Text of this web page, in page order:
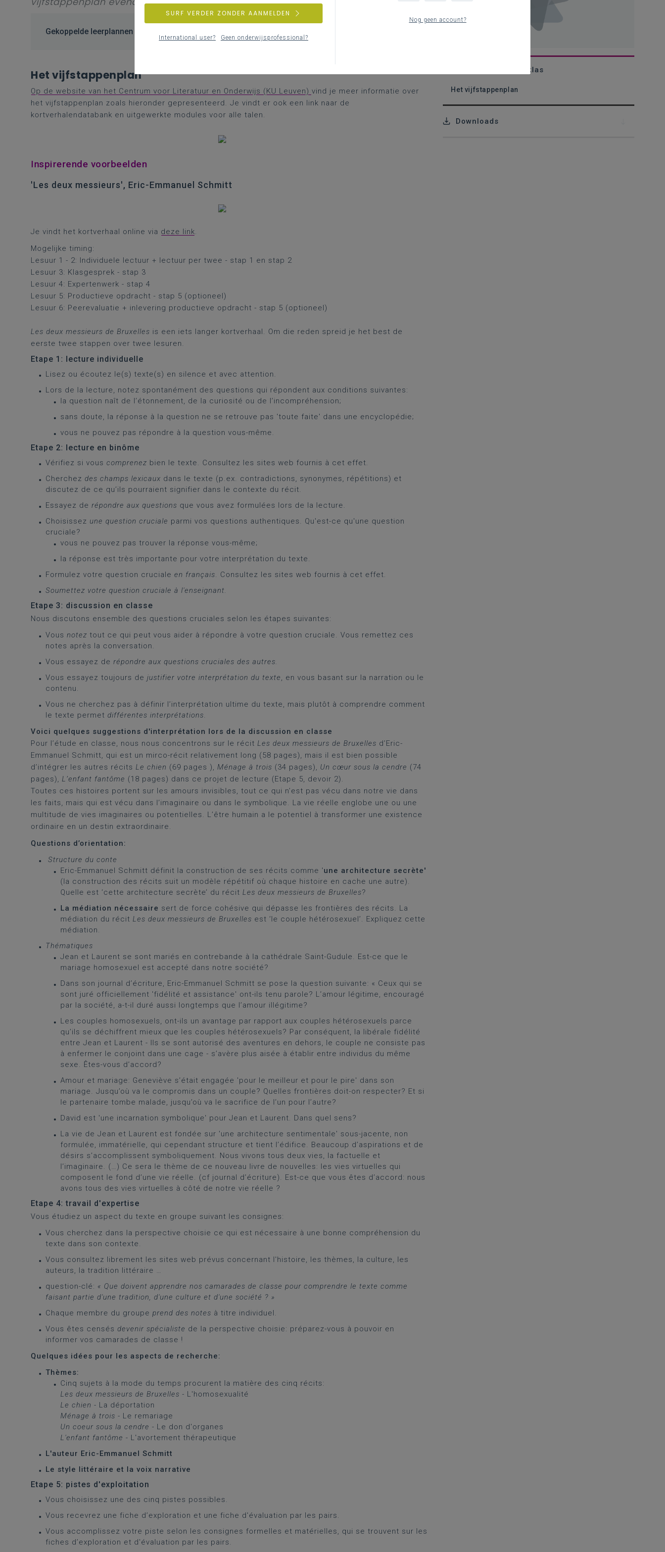
Literatuur in de talenklas
Het vijfstappenplan
Downloads
Gekoppelde leerplannen
Het vijfstappenplan
Op de website van het Centrum voor Literatuur en Onderwijs (KU Leuven) vind je meer informatie over
het vijfstappenplan zoals hieronder gepresenteerd. Je vindt er ook een link naar de
kortverhalendatabank en uitgewerkte modules voor alle talen.
Inspirerende voorbeelden
'Les deux messieurs', Eric-Emmanuel Schmitt
Je vindt het kortverhaal online via deze link.
Mogelijke timing:
Lesuur 1 - 2: Individuele lectuur + lectuur per twee - stap 1 en stap 2
Lesuur 3: Klasgesprek - stap 3
Lesuur 4: Expertenwerk - stap 4
Lesuur 5: Productieve opdracht - stap 5 (optioneel)
Lesuur 6: Peerevaluatie + inlevering productieve opdracht - stap 5 (optioneel)
Les deux messieurs de Bruxelles is een iets langer kortverhaal. Om die reden spreid je het best de
eerste twee stappen over twee lesuren.
Etape 1: lecture individuelle
Lisez ou écoutez le(s) texte(s) en silence et avec attention.
Lors de la lecture, notez spontanément des questions qui répondent aux conditions suivantes:
la question naît de l’étonnement, de la curiosité ou de l’incompréhension;
sans doute, la réponse à la question ne se retrouve pas 'toute faite' dans une encyclopédie;
vous ne pouvez pas répondre à la question vous-même.
Etape 2: lecture en binôme
Vérifiez si vous comprenez bien le texte. Consultez les sites web fournis à cet effet.
Cherchez des champs lexicaux dans le texte (p.ex. contradictions, synonymes, répétitions) et
discutez de ce qu’ils pourraient signifier dans le contexte du récit.
Essayez de répondre aux questions que vous avez formulées lors de la lecture.
Choisissez une question cruciale parmi vos questions authentiques. Qu'est-ce qu'une question
cruciale?
vous ne pouvez pas trouver la réponse vous-même;
la réponse est très importante pour votre interprétation du texte.
Formulez votre question cruciale en français. Consultez les sites web fournis à cet effet.
Soumettez votre question cruciale à l'enseignant.
Etape 3: discussion en classe
Nous discutons ensemble des questions cruciales selon les étapes suivantes:
Vous notez tout ce qui peut vous aider à répondre à votre question cruciale. Vous remettez ces
notes après la conversation.
Vous essayez de répondre aux questions cruciales des autres.
Vous essayez toujours de justifier votre interprétation du texte, en vous basant sur la narration ou le
contenu.
Vous ne cherchez pas à définir l’interprétation ultime du texte, mais plutôt à comprendre comment
le texte permet différentes interprétations.
Voici quelques suggestions d'interprétation lors de la discussion en classe
Pour l’étude en classe, nous nous concentrons sur le récit Les deux messieurs de Bruxelles d’Eric-
Emmanuel Schmitt, qui est un mirco-récit relativement long (58 pages), mais il est bien possible
d’intégrer les autres récits Le chien (69 pages ), Ménage à trois (34 pages), Un cœur sous la cendre (74
pages), L’enfant fantôme (18 pages) dans ce projet de lecture (Etape 5, devoir 2).
Toutes ces histoires portent sur les amours invisibles, tout ce qui n’est pas vécu dans notre vie dans
les faits, mais qui est vécu dans l’imaginaire ou dans le symbolique. La vie réelle englobe une ou une
multitude de vies imaginaires ou potentielles. L’être humain a le potentiel à transformer une existence
ordinaire en un destin extraordinaire.
Questions d’orientation:
Structure du conte
Eric-Emmanuel Schmitt définit la construction de ses récits comme 'une architecture secrète'
(la construction des récits suit un modèle répétitif où chaque histoire en cache une autre).
Quelle est ‘cette architecture secrète’ du récit Les deux messieurs de Bruxelles?
La médiation nécessaire sert de force cohésive qui dépasse les frontières des récits. La
médiation du récit Les deux messieurs de Bruxelles est ‘le couple hétérosexuel’. Expliquez cette
médiation.
Thématiques
Jean et Laurent se sont mariés en contrebande à la cathédrale Saint-Gudule. Est-ce que le
mariage homosexuel est accepté dans notre société?
Dans son journal d’écriture, Eric-Emmanuel Schmitt se pose la question suivante: « Ceux qui se
sont juré officiellement 'fidélité et assistance' ont-ils tenu parole? L’amour légitime, encouragé
par la société, a-t-il duré aussi longtemps que l’amour illégitime?
Les couples homosexuels, ont-ils un avantage par rapport aux couples hétérosexuels parce
qu’ils se déchiffrent mieux que les couples hétérosexuels? Par conséquent, la libérale fidélité
entre Jean et Laurent - Ils se sont autorisé des aventures en dehors, le couple ne consiste pas
à enfermer le conjoint dans une cage - s’avère plus aisée à établir entre individus du même
sexe. Êtes-vous d’accord?
Amour et mariage: Geneviève s’était engagée 'pour le meilleur et pour le pire' dans son
mariage. Jusqu’où va le compromis dans un couple? Quelles frontières doit-on respecter? Et si
le partenaire tombe malade, jusqu’où va le sacrifice de l’un pour l’autre?
David est 'une incarnation symbolique' pour Jean et Laurent. Dans quel sens?
La vie de Jean et Laurent est fondée sur 'une architecture sentimentale' sous-jacente, non
formulée, immatérielle, qui cependant structure et tient l’édifice. Beaucoup d’aspirations et de
désirs s’accomplissent symboliquement. Nous vivons tous deux vies, la factuelle et
l’imaginaire. (…) Ce sera le thème de ce nouveau livre de nouvelles: les vies virtuelles qui
composent le fond d’une vie réelle. (cf journal d’écriture). Est-ce que vous êtes d’accord: nous
avons tous des vies virtuelles à côté de notre vie réelle ?
Etape 4: travail d'expertise
Vous étudiez un aspect du texte en groupe suivant les consignes:
Vous cherchez dans la perspective choisie ce qui est nécessaire à une bonne compréhension du
texte dans son contexte.
Vous consultez librement les sites web prévus concernant l'histoire, les thèmes, la culture, les
auteurs, la tradition littéraire …
question-clé: « Que doivent apprendre nos camarades de classe pour comprendre le texte comme
faisant partie d'une tradition, d'une culture et d'une société ? »
Chaque membre du groupe prend des notes à titre individuel.
Vous êtes censés devenir spécialiste de la perspective choisie: préparez-vous à pouvoir en
informer vos camarades de classe !
Quelques idées pour les aspects de recherche:
Thèmes:
Cinq sujets à la mode du temps procurent la matière des cinq récits:
Les deux messieurs de Bruxelles - L'homosexualité
Le chien - La déportation
Ménage à trois - Le remariage
Un coeur sous la cendre - Le don d'organes
L'enfant fantôme - L'avortement thérapeutique
L'auteur Eric-Emmanuel Schmitt
Le style littéraire et la voix narrative
Etape 5: pistes d'exploitation
Vous choisissez une des cinq pistes possibles.
Vous recevrez une fiche d’exploration et une fiche d'évaluation par les pairs.
Vous accomplissez votre piste selon les consignes formelles et matérielles, qui se trouvent sur les
fiches d’exploration et d'évaluation par les pairs.
Nog geen account?
SURF VERDER ZONDER AANMELDEN
International user? Geen onderwijsprofessional?